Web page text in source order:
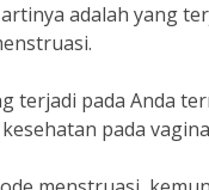
adalah yang
terjadi pada Anda
pada